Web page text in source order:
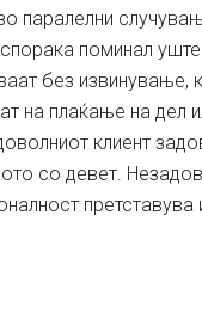
паралелни
поминал
без извинување,
на плаќање на дел
клиент
со девет.